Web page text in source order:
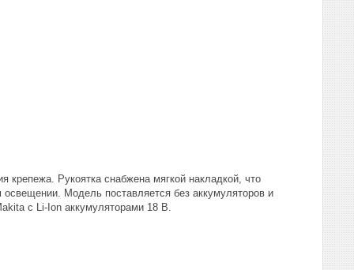
крепежа. Рукоятка снабжена мягкой накладкой, что
Модель поставляется без аккумуляторов и
с Li-Ion аккумуляторами 18 В.